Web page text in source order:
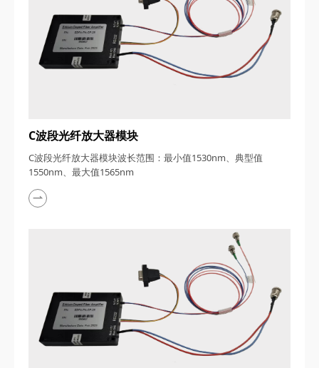
C波段光纤放大器模块
C波段光纤放大器模块波长范围：最小值1530nm、典型值
1550nm、最大值1565nm